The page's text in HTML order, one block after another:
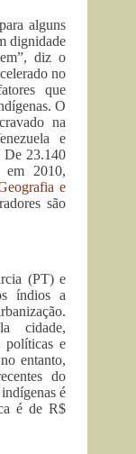
alguns
dignidade
diz o
no
que
O
na
e
De 23.140
em 2010,
e
são
(PT) e
índios a
cidade,
políticas e
entanto,
do
é
é de R$